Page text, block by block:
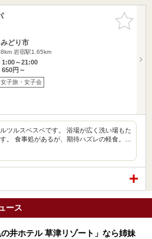
お気に入
りに追加
どり市
岩宿駅1.65km
1:00～21:00
650円～
女子旅・女子会
ツルスベスベです。 浴場が広く洗い場もた
。 食事処があるが、期待ハズレの軽食。…
ース
井ホテル 草津リゾート」なら姉妹